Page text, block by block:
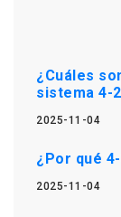
¿Cuáles
sistema 4-
2025-11-04
¿Por qué
2025-11-04